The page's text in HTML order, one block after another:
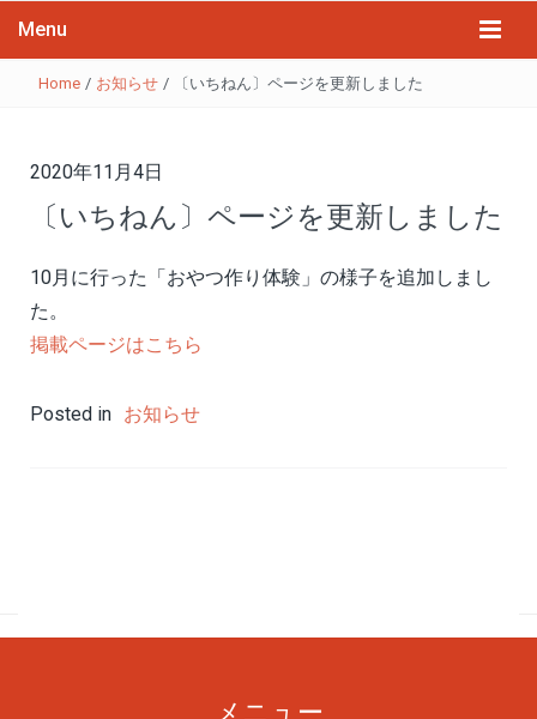
Menu
Home / お知らせ / 〔いちねん〕ページを更新しました
2020年11月4日
〔いちねん〕ページを更新しました
10月に行った「おやつ作り体験」の様子を追加しまし
た。
掲載ページはこちら
Posted in お知らせ
ビ
メニュー